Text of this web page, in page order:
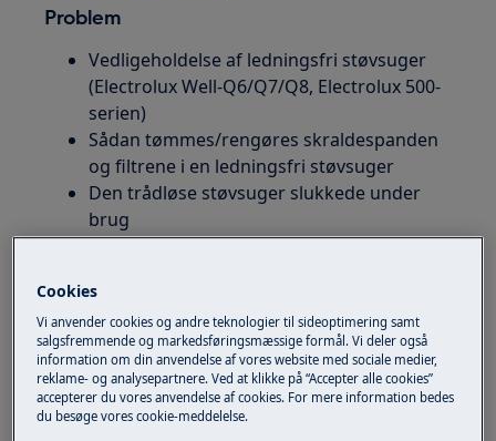
Problem
Vedligeholdelse af ledningsfri støvsuger
(Electrolux Well-Q6/Q7/Q8, Electrolux 500-
serien)
Sådan tømmes/rengøres skraldespanden
og filtrene i en ledningsfri støvsuger
Den trådløse støvsuger slukkede under
brug
Trådløse støvsugere Electrolux Well-
Q6/Q7/Q8
Trådløse støvsugere Electrolux 500-serien
(Clean 500 / Hygienic 500 / Animal 500)
Cookies
Vi anvender cookies og andre teknologier til sideoptimering samt
salgsfremmende og markedsføringsmæssige formål. Vi deler også
information om din anvendelse af vores website med sociale medier,
reklame- og analysepartnere. Ved at klikke på “Accepter alle cookies”
accepterer du vores anvendelse af cookies. For mere information bedes
du besøge vores cookie-meddelelse.